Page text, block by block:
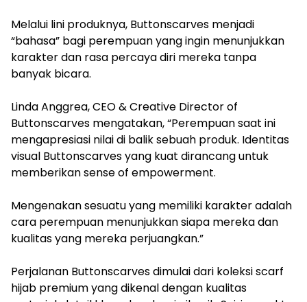
Melalui lini produknya, Buttonscarves menjadi
“bahasa” bagi perempuan yang ingin menunjukkan
karakter dan rasa percaya diri mereka tanpa
banyak bicara.
Linda Anggrea, CEO & Creative Director of
Buttonscarves mengatakan, “Perempuan saat ini
mengapresiasi nilai di balik sebuah produk. Identitas
visual Buttonscarves yang kuat dirancang untuk
memberikan sense of empowerment.
Mengenakan sesuatu yang memiliki karakter adalah
cara perempuan menunjukkan siapa mereka dan
kualitas yang mereka perjuangkan.”
Perjalanan Buttonscarves dimulai dari koleksi scarf
hijab premium yang dikenal dengan kualitas